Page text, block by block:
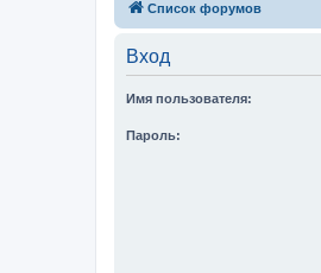
Список форумов
Вход
Имя пользователя:
Пароль: